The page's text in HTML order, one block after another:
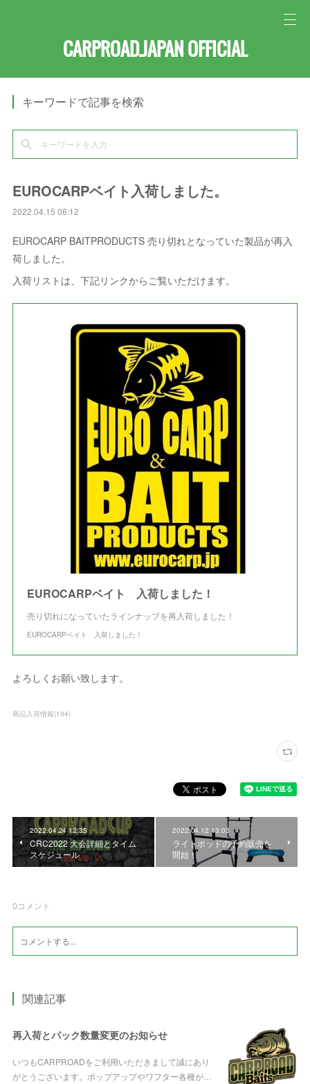
CARPROAD.JAPAN OFFICIAL
キーワードで記事を検索
EUROCARPベイト入荷しました。
2022.04.15 06:12
EUROCARP BAITPRODUCTS 売り切れとなっていた製品が再入
荷しました。
入荷リストは、下記リンクからご覧いただけます。
EUROCARPベイト 入荷しました！
売り切れになっていたラインナップを再入荷しました！
EUROCARPベイト 入荷しました！
よろしくお願い致します。
商品入荷情報(194)
2022.04.24 12:35
CRC2022 大会詳細とタイム
スケジュール
2022.04.12 13:03
ライトポッドの予約販売を
開始！
0コメント
関連記事
再入荷とパック数量変更のお知らせ
いつもCARPROADをご利用いただきまして誠にあり
がとうございます。ポップアップやワフター各種が…